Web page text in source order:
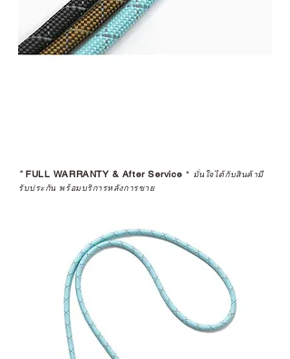
*FULL WARRANTY & After Service * มั่นใจได้กับสินค้ามี
รับประกัน พร้อมบริการหลังการขาย